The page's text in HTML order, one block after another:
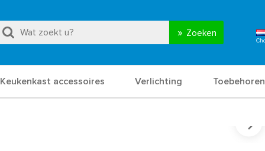
Zoeken
Keukenkast accessoires Verlichting Toebehoren